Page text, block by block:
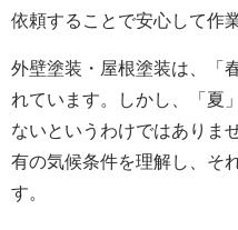
依頼することで安心して作
外壁塗装・屋根塗装は、「
れています。しかし、「夏
ないというわけではありま
有の気候条件を理解し、そ
す。